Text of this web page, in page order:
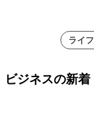
ライ
ビジネスの新着